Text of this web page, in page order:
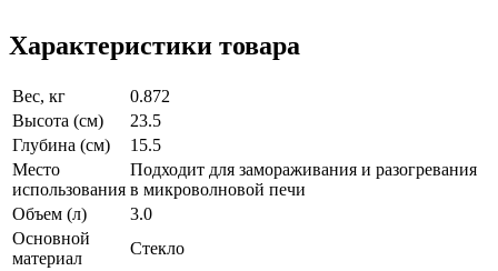
Характеристики товара
Вес, кг
0.872
Высота (см)
23.5
Глубина (см)
15.5
Место
использования
Подходит для замораживания и разогревания
в микроволновой печи
Объем (л)
3.0
Основной
материал
Стекло